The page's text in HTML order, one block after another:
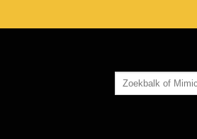
to
Search